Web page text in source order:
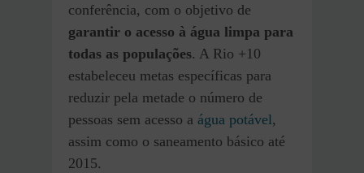
conferência, com o objetivo de
garantir o acesso à água limpa para
todas as populações. A Rio +10
estabeleceu metas específicas para
reduzir pela metade o número de
pessoas sem acesso a água potável,
assim como o saneamento básico até
2015.